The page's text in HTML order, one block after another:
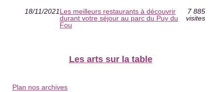
18/11/2021Les meilleurs restaurants à découvrir
durant votre séjour au parc du Puy du
Fou
7 885
visites
Les arts sur la table
Plan nos archives